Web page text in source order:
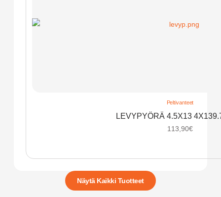
Näytä Kaikki Tuotteet
Peltivanteet
LEVYPYÖRÄ 4.5X13
113,90€